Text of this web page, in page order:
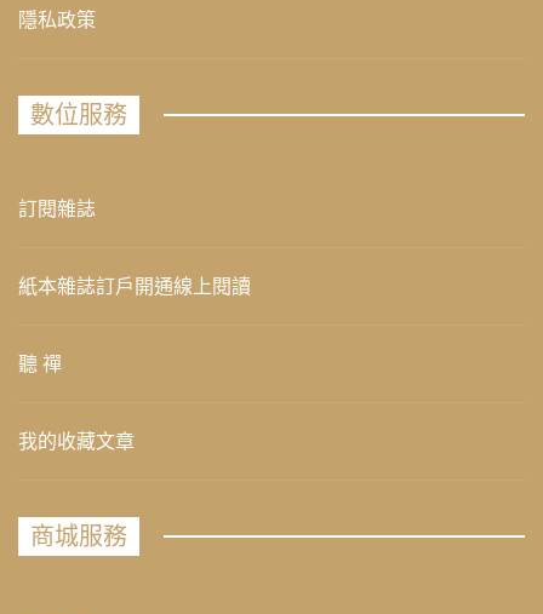
隱私政策
數位服務
訂閱雜誌
紙本雜誌訂戶開通線上閱讀
聽 禪
我的收藏文章
商城服務